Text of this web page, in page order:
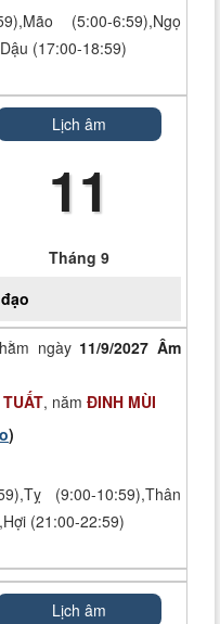
(5:00-6:59),Ngọ
(17:00-18:59)
Lịch âm
11
Tháng 9
ngày 11/9/2027 Âm
, năm ĐINH MÙI
)
(9:00-10:59),Thân
(21:00-22:59)
Lịch âm